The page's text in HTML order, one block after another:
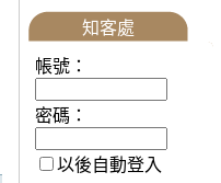
知客處
帳號：
密碼：
以後自動登入